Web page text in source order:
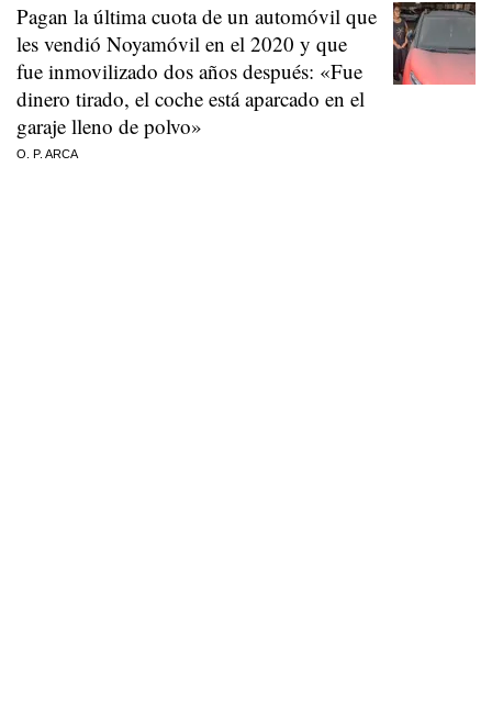
Pagan la última cuota de un automóvil que
les vendió Noyamóvil en el 2020 y que
fue inmovilizado dos años después: «Fue
dinero tirado, el coche está aparcado en el
garaje lleno de polvo»
O. P. ARCA